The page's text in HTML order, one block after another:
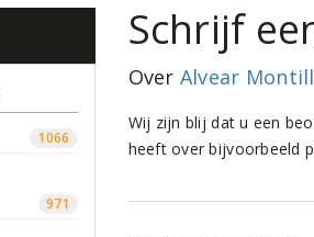
1066
971
Schrijf
Over Alvear
Wij zijn blij dat u een
heeft over bijvoorbeeld